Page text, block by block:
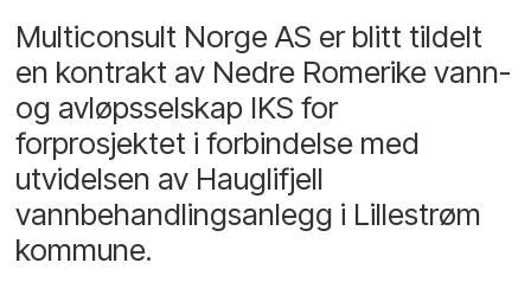
Multiconsult Norge AS er blitt tildelt
en kontrakt av Nedre Romerike vann-
og avløpsselskap IKS for
forprosjektet i forbindelse med
utvidelsen av Hauglifjell
vannbehandlingsanlegg i Lillestrøm
kommune.